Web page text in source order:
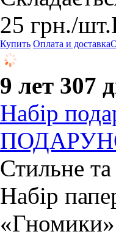
25 грн./шт.
Купить Оплата и доставка
9 лет 307
Набір
Стильне
Набір